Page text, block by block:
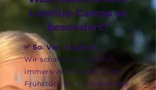
LevelUp Camps so
besonders?
✅ So. Viel. Englisch.
Wir schaffen ein wirklich
immersives Erlebnis – vom
Frühstück bis zur Nachtruhe